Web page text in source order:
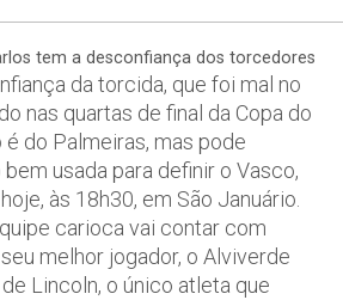
tem a desconfiança dos torcedores
da torcida, que foi mal no
nas quartas de final da Copa do
é do Palmeiras, mas pode
usada para definir o Vasco,
às 18h30, em São Januário.
carioca vai contar com
melhor jogador, o Alviverde
Lincoln, o único atleta que